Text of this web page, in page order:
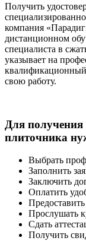
Получить
компания
дистанционном
специалиста в
указывает на
свою работу.
Для
плиточника
Выбрать
Заполнить
Заключить
Оплатить
Прослушать
Сдать
Получить